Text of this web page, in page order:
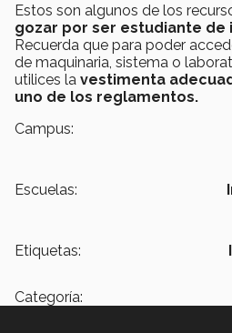
Estos son algunos de los
gozar por ser estudiante de
Recuerda que para poder
de maquinaria, sistema o
utilices la vestimenta
uno de los reglamentos.
Campus:
Escuelas:
Etiquetas:
Categoría: